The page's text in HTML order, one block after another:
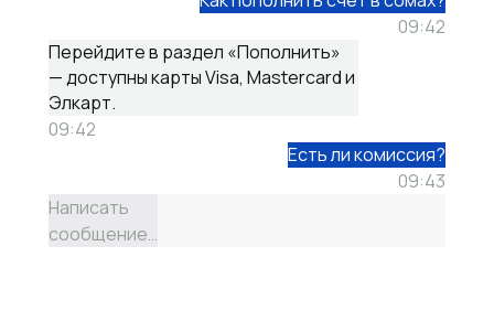
09:42
Перейдите в раздел «Пополнить»
— доступны карты Visa, Mastercard и
Элкарт.
09:42
Есть ли комиссия?
09:43
Написать
сообщение…